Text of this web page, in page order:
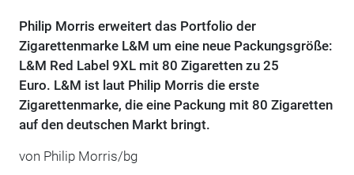
Philip Morris erweitert das Portfolio der
Zigarettenmarke L&M um eine neue Packungsgröße:
L&M Red Label 9XL mit 80 Zigaretten zu 25
Euro. L&M ist laut Philip Morris die erste
Zigarettenmarke, die eine Packung mit 80 Zigaretten
auf den deutschen Markt bringt.
von Philip Morris/bg